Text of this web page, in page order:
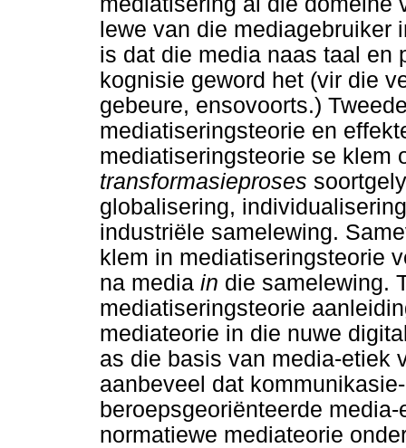
lewe van die
is dat die media naas taal en
kognisie geword het (vir die
gebeure, ensovoorts.)
mediatiseringsteorie en
mediatiseringsteorie se klem
transformasieproses
globalisering,
industriële samelewing.
klem in mediatiseringsteorie
na media in die samelewing.
mediatiseringsteorie
mediateorie in die nuwe
as die basis van media-etiek
aanbeveel dat
beroepsgeoriënteerde
normatiewe mediateorie